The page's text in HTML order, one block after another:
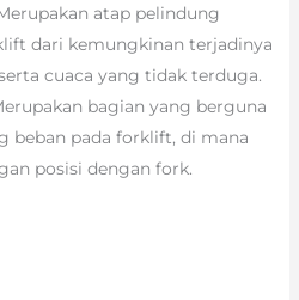
atap pelindung
dari kemungkinan terjadinya
cuaca yang tidak terduga.
bagian yang berguna
beban pada forklift, di mana
posisi dengan fork.